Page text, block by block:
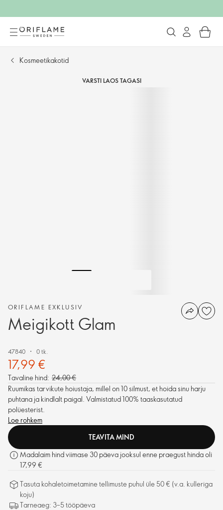
Kosmeetikakotid​
VARSTI LAOS TAGASI
ORIFLAME EXKLUSIV
Meigikott Glam
47840 0 tk.
17,99 €
Tavaline hind: 24,00 €
Ruumikas tarvikute hoiustaja, millel on 10 silmust, et hoida sinu harju
puhtana ja kindlalt paigal. Valmistatud 100% taaskasutatud
polüesterist.
Loe rohkem
TEAVITA MIND
Madalaim hind viimase 30 päeva jooksul enne praegust hinda oli
17,99 €
Tasuta kohaletoimetamine tellimuste puhul üle 50 € (v.a. kulleriga
koju)
Tarneaeg: 3–5 tööpäeva